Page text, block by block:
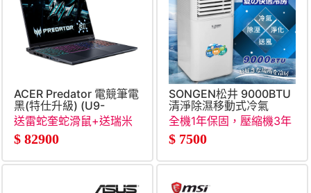
ACER Predator 電競筆電
黑(特仕升級) (U9-
275HX&#47;16G+16G&#47;512G+1TB
SSD&#47;RTX5070)
送雷蛇奎蛇滑鼠+送瑞米
收納立架
$ 82900
SONGEN松井 9000BTU
清淨除濕移動式冷氣
全機1年保固，壓縮機3年
保固
$ 7500